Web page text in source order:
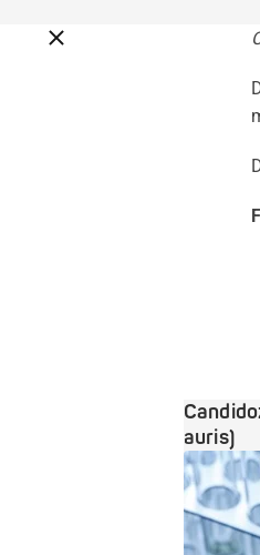
Breadcrumbs schließen
auris)